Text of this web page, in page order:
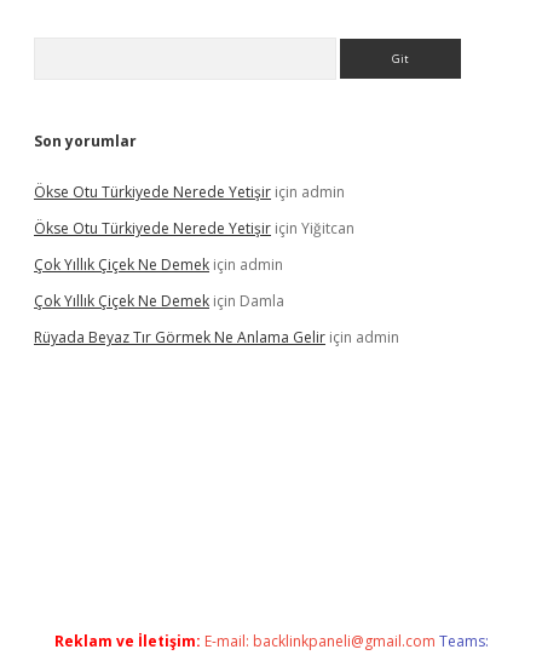
Son yorumlar
Ökse Otu Türkiyede Nerede Yetişir için admin
Ökse Otu Türkiyede Nerede Yetişir için Yiğitcan
Çok Yıllık Çiçek Ne Demek için admin
Çok Yıllık Çiçek Ne Demek için Damla
Rüyada Beyaz Tır Görmek Ne Anlama Gelir için admin
Reklam ve İletişim: E-mail: backlinkpaneli@gmail.com Teams: